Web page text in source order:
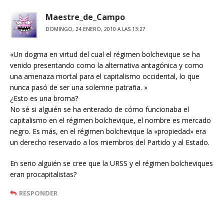
Maestre_de_Campo
DOMINGO, 24 ENERO, 2010 A LAS 13:27
«Un dogma en virtud del cual el régimen bolchevique se ha
venido presentando como la alternativa antagónica y como
una amenaza mortal para el capitalismo occidental, lo que
nunca pasó de ser una solemne patraña. »
¿Esto es una broma?
No sé si alguién se ha enterado de cómo funcionaba el
capitalismo en el régimen bolchevique, el nombre es mercado
negro. Es más, en el régimen bolchevique la «propiedad» era
un derecho reservado a los miembros del Partido y al Estado.
En serio alguién se cree que la URSS y el régimen bolcheviques
eran procapitalistas?
RESPONDER